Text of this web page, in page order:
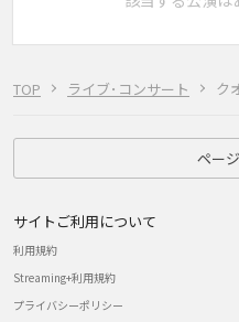
TOP ライブ･コンサート ク
ペー
サイトご利用について
利用規約
Streaming+利用規約
プライバシーポリシー